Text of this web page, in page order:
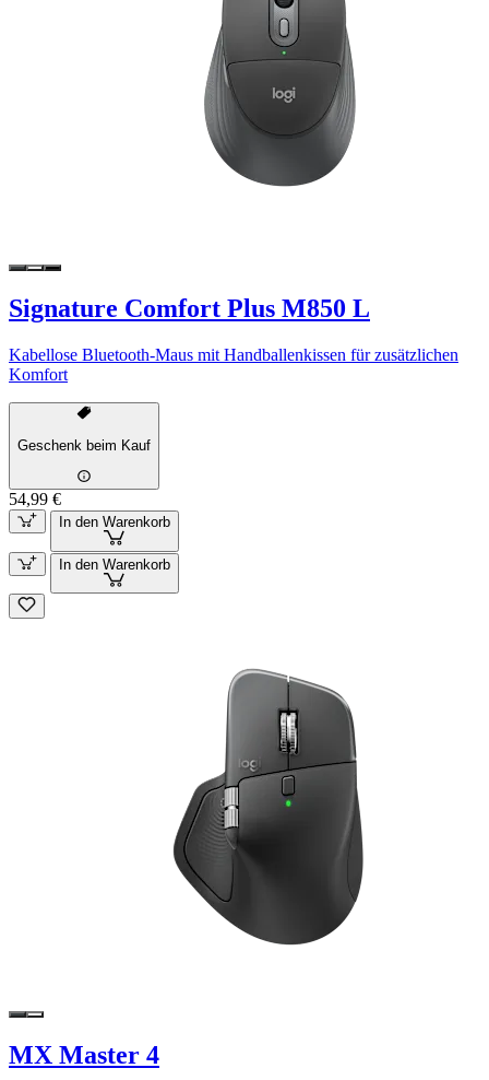
Signature Comfort Plus M850 L
Kabellose Bluetooth-Maus mit Handballenkissen für zusätzlichen
Komfort
Geschenk beim Kauf
54,99 €
In den Warenkorb
In den Warenkorb
MX Master 4